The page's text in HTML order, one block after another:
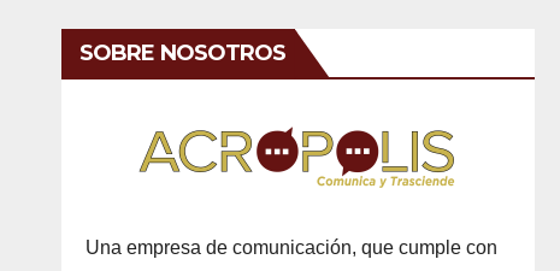
SOBRE NOSOTROS
Una empresa de comunicación, que cumple con